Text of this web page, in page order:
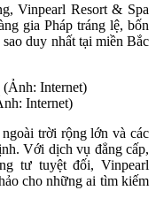
Vinpearl Resort & Spa
gia Pháp tráng lệ, bốn
duy nhất tại miền Bắc
Internet)
trời rộng lớn và các
Với dịch vụ đẳng cấp,
tư tuyệt đối, Vinpearl
cho những ai tìm kiếm